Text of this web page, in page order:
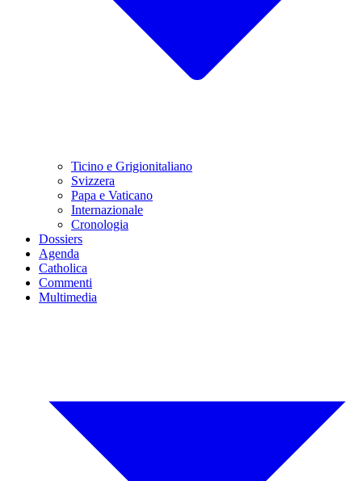
Ticino e Grigionitaliano
Svizzera
Papa e Vaticano
Internazionale
Cronologia
Dossiers
Agenda
Catholica
Commenti
Multimedia